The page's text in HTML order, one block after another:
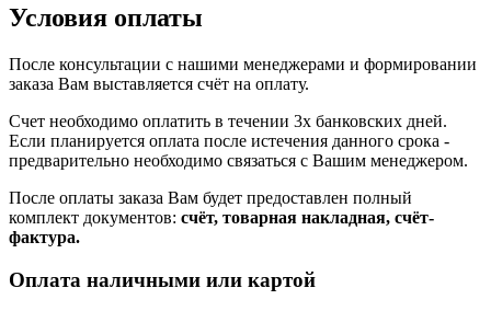
Условия оплаты
После консультации с нашими менеджерами и формировании
заказа Вам выставляется счёт на оплату.
Счет необходимо оплатить в течении 3х банковских дней.
Если планируется оплата после истечения данного срока -
предварительно необходимо связаться с Вашим менеджером.
После оплаты заказа Вам будет предоставлен полный
комплект документов: счёт, товарная накладная, счёт-
фактура.
Оплата наличными или картой